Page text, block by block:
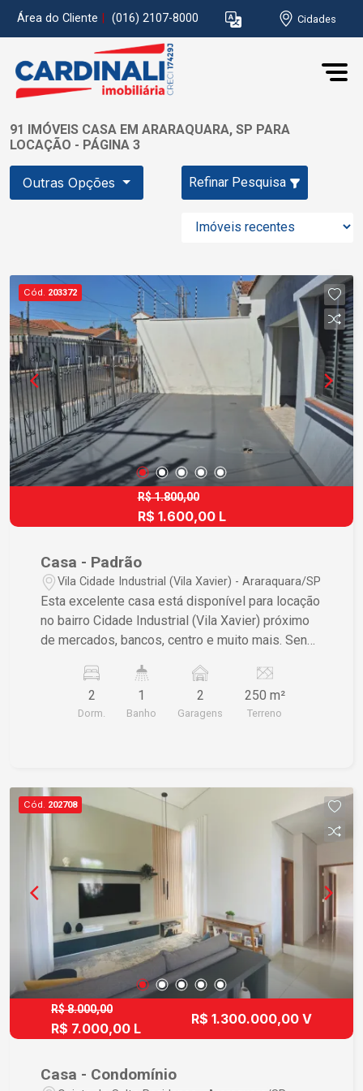
Área do Cliente (016) 2107-8000 Cidades
91 IMÓVEIS CASA EM ARARAQUARA, SP PARA
LOCAÇÃO - PÁGINA 3
Outras Opções Refinar Pesquisa
Cód. 203372
R$ 1.800,00
R$ 1.600,00 L
Casa - Padrão
Vila Cidade Industrial (Vila Xavier) - Araraquara/SP
Esta excelente casa está disponível para locação
no bairro Cidade Industrial (Vila Xavier) próximo
de mercados, bancos, centro e muito mais. Sendo
copa, área de serviço, quintal, garagem para 02
carros sendo 01 coberta. Edícula com 02
dormitórios, sala, cozinha e banheiro. Não perca
2
Dorm.
1
Banho
2
Garagens
250 m²
Terreno
Cód. 202708
R$ 8.000,00
R$ 7.000,00 L
R$ 1.300.000,00 V
Casa - Condomínio